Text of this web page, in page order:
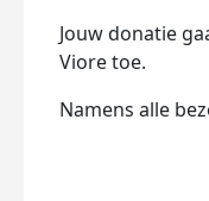
Jouw donatie
Viore toe.
Namens alle